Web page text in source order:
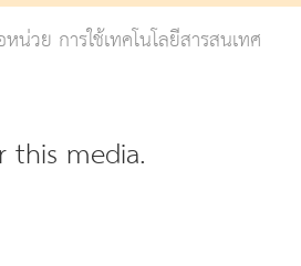
วย การใช้เทคโนโลยีสารสนเทศ
media.